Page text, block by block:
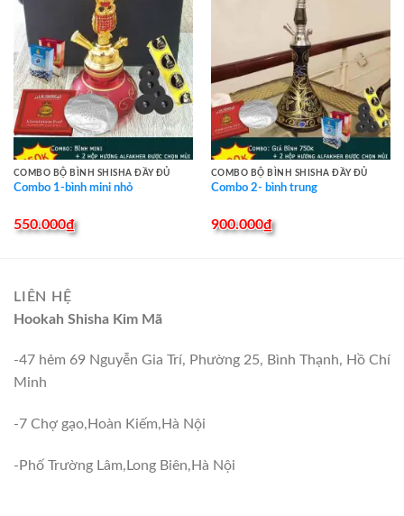
COMBO BỘ BÌNH SHISHA ĐẦY ĐỦ
Combo 1-bình mini nhỏ
550.000₫
COMBO BỘ BÌNH SHISHA ĐẦY ĐỦ
Combo 2- bình trung
900.000₫
LIÊN HỆ
Hookah Shisha Kim Mã
-47 hẻm 69 Nguyễn Gia Trí, Phường 25, Bình Thạnh, Hồ Chí
Minh
-7 Chợ gạo,Hoàn Kiếm,Hà Nội
-Phố Trường Lâm,Long Biên,Hà Nội